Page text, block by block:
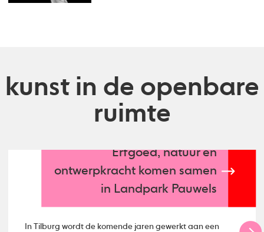
kunst in de openbare
ruimte
Erfgoed, natuur en
ontwerpkracht komen samen
in Landpark Pauwels
In Tilburg wordt de komende jaren gewerkt aan een